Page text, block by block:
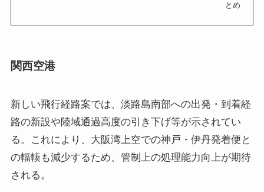
とめ
関西空港
新しい飛行経路案では、淡路島南部への出発・到着経
路の新設や陸域通過高度の引き下げ等が示されてい
る。これにより、大阪湾上空での神戸・伊丹発着便と
の輻輳も減少するため、管制上の処理能力向上が期待
される。